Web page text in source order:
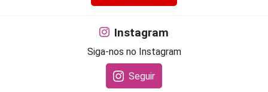
Instagram
Siga-nos no Instagram
Seguir